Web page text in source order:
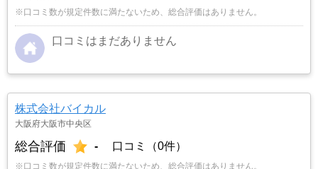
※口コミ数が規定件数に満たないため、総合評価はありません。
口コミはまだありません
株式会社バイカル
大阪府大阪市中央区
総合評価 - 口コミ（0件）
※口コミ数が規定件数に満たないため、総合評価はありません。